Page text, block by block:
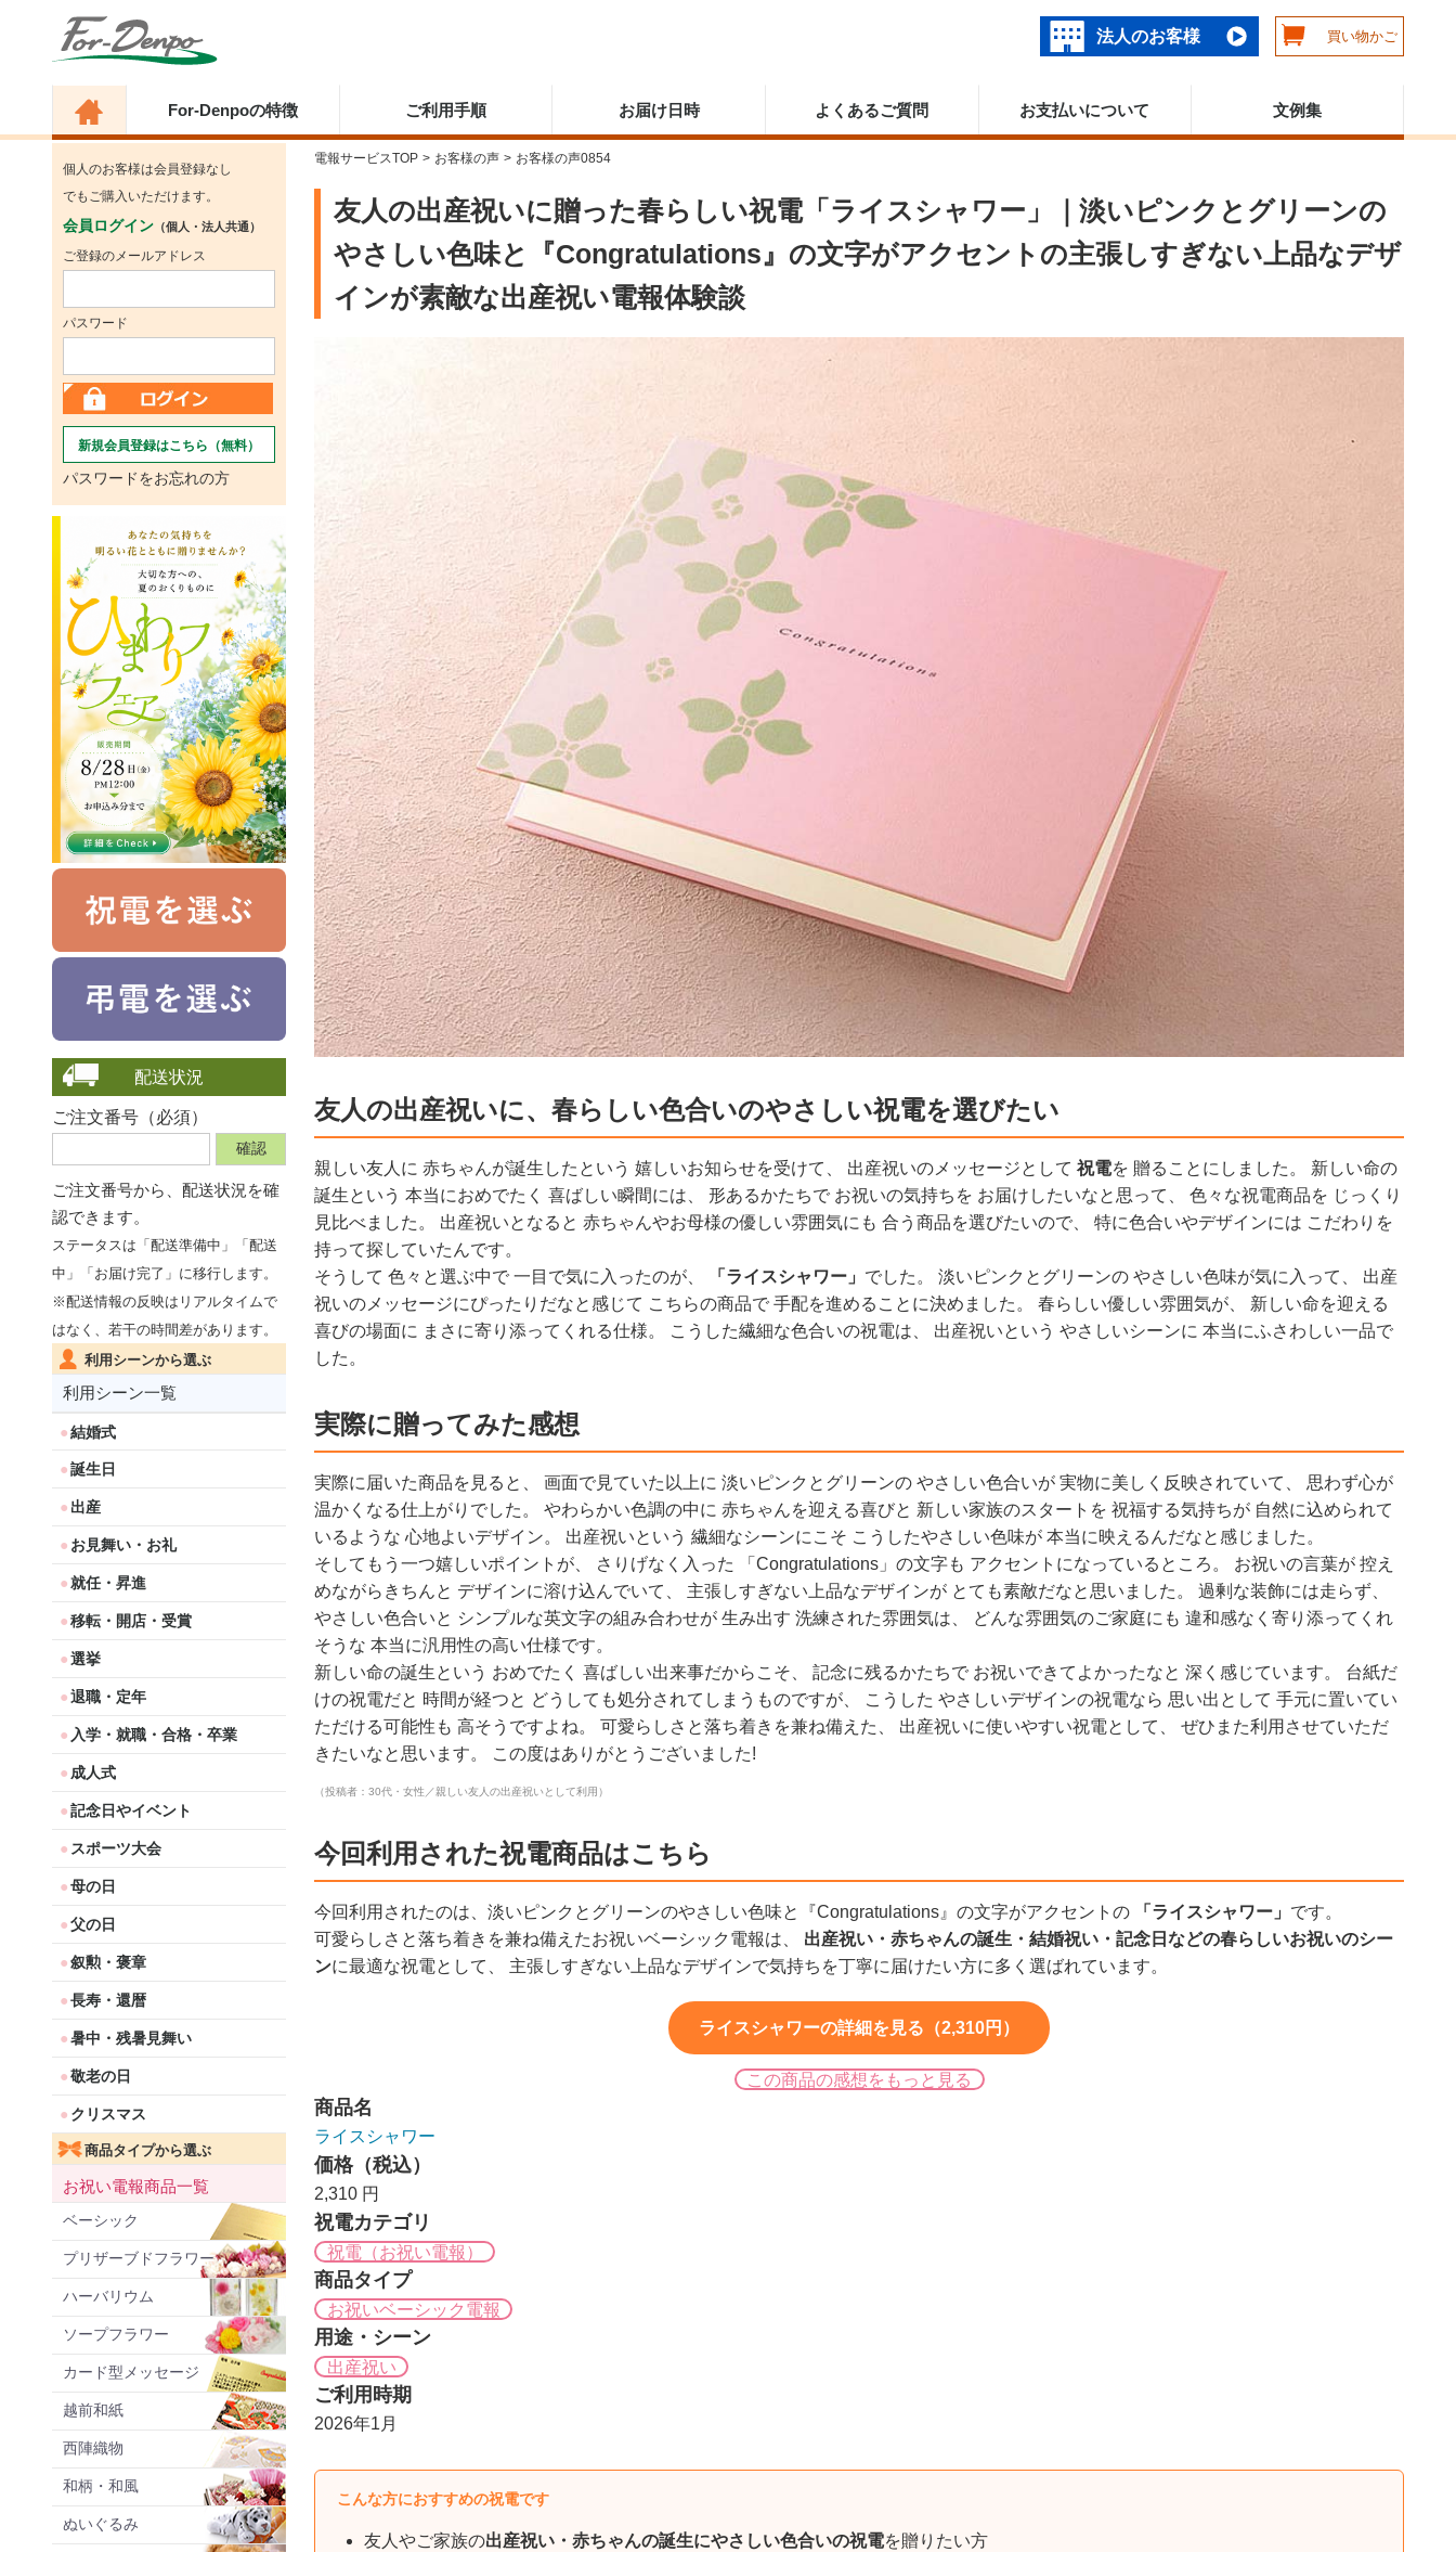
法人のお客様 買い物かご
For-Denpoの特徴 ご利用手順 お届け日時 よくあるご質問 お支払いについて 文例集
個人のお客様は会員登録なし
でもご購入いただけます。
会員ログイン （個人・法人共通）
ご登録のメールアドレス
パスワード
新規会員登録はこちら（無料）
パスワードをお忘れの方
配送状況
ご注文番号（必須）
ご注文番号から、 配送状況を確
認できます。
ステータスは「配送準備中」「配送
中」「お届け完了」に移行します。
※配送情報の反映はリアルタイムで
はなく、若干の時間差があります。
利用シーンから選ぶ
利用シーン一覧
結婚式
誕生日
出産
お見舞い・お礼
就任・昇進
移転・開店・受賞
選挙
退職・定年
入学・就職・合格・卒業
成人式
記念日やイベント
スポーツ大会
母の日
父の日
叙勲・褒章
長寿・還暦
暑中・残暑見舞い
敬老の日
クリスマス
商品タイプから選ぶ
お祝い電報商品一覧
ベーシック
プリザーブドフラワー
ハーバリウム
ソープフラワー
カード型メッセージ
越前和紙
西陣織物
和柄・和風
ぬいぐるみ
電報サービスTOP > お客様の声 > お客様の声0854
友人の出産祝いに贈った春らしい祝電「ライスシャワー」｜淡いピンクとグリーンの
やさしい色味と『Congratulations』の文字がアクセントの主張しすぎない上品なデザ
インが素敵な出産祝い電報体験談
友人の出産祝いに、春らしい色合いのやさしい祝電を選びたい
親しい友人に 赤ちゃんが誕生したという 嬉しいお知らせを受けて、 出産祝いのメッセージとして 祝電を 贈ることにしました。 新しい命の
誕生という 本当におめでたく 喜ばしい瞬間には、 形あるかたちで お祝いの気持ちを お届けしたいなと思って、 色々な祝電商品を じっくり
見比べました。 出産祝いとなると 赤ちゃんやお母様の優しい雰囲気にも 合う商品を選びたいので、 特に色合いやデザインには こだわりを
持って探していたんです。
そうして 色々と選ぶ中で 一目で気に入ったのが、
「ライスシャワー」 でした。 淡いピンクとグリーンの やさしい色味が気に入って、 出産
祝いのメッセージにぴったりだなと感じて こちらの商品で 手配を進めることに決めました。 春らしい優しい雰囲気が、 新しい命を迎える
喜びの場面に まさに寄り添ってくれる仕様。 こうした繊細な色合いの祝電は、 出産祝いという やさしいシーンに 本当にふさわしい一品で
した。
実際に贈ってみた感想
実際に届いた商品を見ると、 画面で見ていた以上に 淡いピンクとグリーンの やさしい色合いが 実物に美しく反映されていて、 思わず心が
温かくなる仕上がりでした。 やわらかい色調の中に 赤ちゃんを迎える喜びと 新しい家族のスタートを 祝福する気持ちが 自然に込められて
いるような 心地よいデザイン。 出産祝いという 繊細なシーンにこそ こうしたやさしい色味が 本当に映えるんだなと感じました。
そしてもう一つ嬉しいポイントが、 さりげなく入った 「Congratulations」の文字も アクセントになっているところ。 お祝いの言葉が 控え
めながらきちんと デザインに溶け込んでいて、 主張しすぎない上品なデザインが とても素敵だなと思いました。 過剰な装飾には走らず、
やさしい色合いと シンプルな英文字の組み合わせが 生み出す 洗練された雰囲気は、 どんな雰囲気のご家庭にも 違和感なく寄り添ってくれ
そうな 本当に汎用性の高い仕様です。
新しい命の誕生という おめでたく 喜ばしい出来事だからこそ、 記念に残るかたちで お祝いできてよかったなと 深く感じています。 台紙だ
けの祝電だと 時間が経つと どうしても処分されてしまうものですが、 こうした やさしいデザインの祝電なら 思い出として 手元に置いてい
ただける可能性も 高そうですよね。 可愛らしさと落ち着きを兼ね備えた、 出産祝いに使いやすい祝電として、 ぜひまた利用させていただ
きたいなと思います。 この度はありがとうございました!
（投稿者：30代・女性／親しい友人の出産祝いとして利用）
今回利用された祝電商品はこちら
今回利用されたのは、淡いピンクとグリーンのやさしい色味と『Congratulations』の文字がアクセントの 「ライスシャワー」 です。
可愛らしさと落ち着きを兼ね備えたお祝いベーシック電報は、 出産祝い・赤ちゃんの誕生・結婚祝い・記念日などの春らしいお祝いのシー
ンに最適な祝電として、 主張しすぎない上品なデザインで気持ちを丁寧に届けたい方に多く選ばれています。
ライスシャワーの詳細を見る（2,310円）
この商品の感想をもっと見る
商品名
ライスシャワー
価格（税込）
2,310 円
祝電カテゴリ
祝電（お祝い電報）
商品タイプ
お祝いベーシック電報
用途・シーン
出産祝い
ご利用時期
2026年1月
こんな方におすすめの祝電です
友人やご家族の出産祝い・赤ちゃんの誕生にやさしい色合いの祝電を贈りたい方